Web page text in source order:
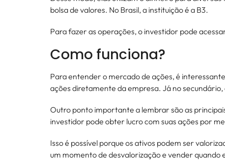
bolsa de valores. No Brasil, a instituição é a B3.
Para fazer as operações, o investidor pode
Como funciona?
Para entender o mercado de ações, é
ações diretamente da empresa. Já no
Outro ponto importante a lembrar são as
investidor pode obter lucro com suas ações por
Isso é possível porque os ativos podem ser
um momento de desvalorização e vender quando